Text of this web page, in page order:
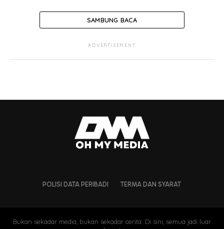
SAMBUNG BACA
ADVERTISEMENT
POLISI DATA PERIBADI TERMA DAN SYARAT
Bukan sekadar media, bukan sekadar cerita. Di sini, semua jadi luar